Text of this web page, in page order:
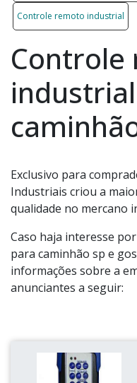
Controle remoto industrial
Controle
Exclusivo para
Industriais criou a
qualidade no mercano
Caso haja interesse
para caminhão sp e
informações sobre a
anunciantes a seguir: